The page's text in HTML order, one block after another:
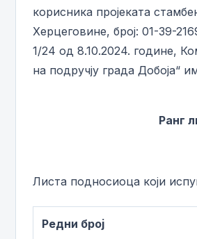
корисника пројеката
Херцеговине, број: 01-39-
1/24 од 8.10.2024. године,
на подручју града Добоја“
Ранг
Листа подносиоца који
Редни број